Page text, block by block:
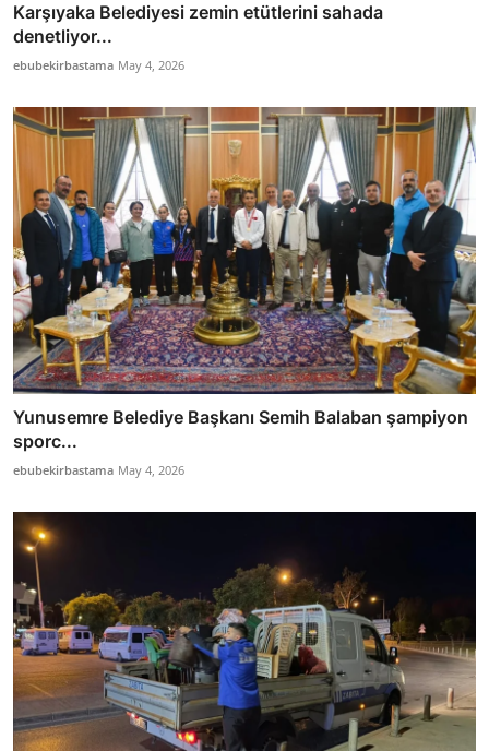
Karşıyaka Belediyesi zemin etütlerini sahada
denetliyor...
ebubekirbastama May 4, 2026
Yunusemre Belediye Başkanı Semih Balaban şampiyon
sporc...
ebubekirbastama May 4, 2026